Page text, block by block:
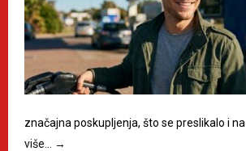
značajna poskupljenja, što se preslikalo i na
više…
→